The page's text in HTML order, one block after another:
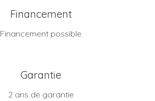
Financement
Financement possible
Garantie
2 ans de garantie